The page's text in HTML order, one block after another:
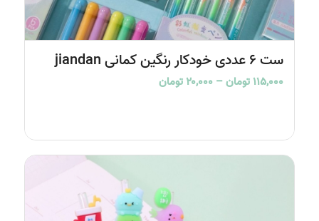
5.00 ست ۶ عددی خودکار رنگین کمانی jiandan
۱۱۵,۰۰۰تومان– ۲۰,۰۰۰تومانPrice
۱۱۵,۰۰۰ تومان